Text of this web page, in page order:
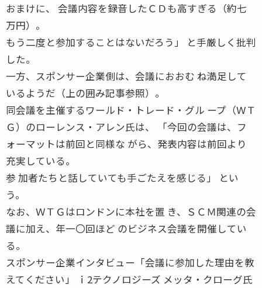
おまけに、 会議内容を録音したＣＤも高すぎる（約七
万円）。
もう二度と参加することはないだろう」 と手厳しく批判
した。
一方、スポンサー企業側は、会議におおむ ね満足して
いるようだ（上の囲み記事参照）。
同会議を主催するワールド・トレード・グル ープ（ＷＴ
Ｇ）のローレンス・アレン氏は、 「今回の会議は、フ
ォーマットは前回と同様な がら、発表内容は前回より
充実している。
参 加者たちと話していても手ごたえを感じる」 とい
う。
なお、ＷＴＧはロンドンに本社を置 き、ＳＣＭ関連の会
議に加え、年一〇回ほど のビジネス会議を開催してい
る。
スポンサー企業インタビュー「会議に参加した理由を教
えてください」 ｉ2テクノロジーズ メッタ・クローグ氏